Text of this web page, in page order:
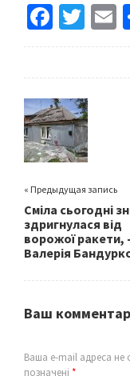
Fa
ce
o
o
k
T
wi
er
E
« Предыдущая запись
Сміла сьогодні
здригнулася від
ворожої ракети,
Валерія
Ваш
Ваша e-mail адреса
позначені *